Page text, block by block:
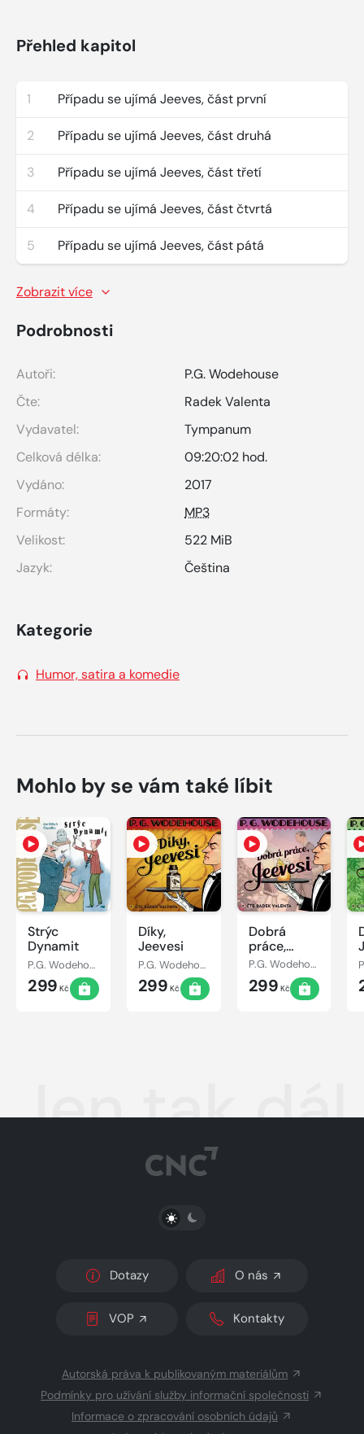
Přehled kapitol
1 Případu se ujímá Jeeves, část první
2 Případu se ujímá Jeeves, část druhá
3 Případu se ujímá Jeeves, část třetí
4 Případu se ujímá Jeeves, část čtvrtá
5 Případu se ujímá Jeeves, část pátá
Zobrazit více
Podrobnosti
Autoři:
P.G. Wodehouse
Čte:
Radek Valenta
Vydavatel:
Tympanum
Celková délka:
09:20:02 hod.
Vydáno:
2017
Formáty:
MP3
Velikost:
522 MiB
Jazyk:
Čeština
Kategorie
Humor, satira a komedie
Mohlo by se vám také líbit
Strýc
Dynamit
P.G. Wodehouse
299 Kč
Díky,
Jeevesi
P.G. Wodehouse
299 Kč
Dobrá
práce,
Jeevesi
P.G. Wodehouse
299 Kč
Jen tak
PŘEPNOUT SVĚTLÝ/TMAVÝ REŽIM
Dotazy O nás
VOP Kontakty
Autorská práva k publikovaným materiálům
Podmínky pro užívání služby informační společnosti
Informace o zpracování osobních údajů